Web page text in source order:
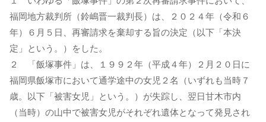
福岡地方裁判所（鈴嶋晋一裁判長）は、２０２４年（令和６
年）６月５日、再審請求を棄却する旨の決定（以下「本決
定」という。）をした。
２ 「飯塚事件」は、１９９２年（平成４年）２月２０日に
福岡県飯塚市において通学途中の女児２名（いずれも当時７
歳。以下「被害女児」という。）が失踪し、翌日甘木市内
（当時）の山中で被害女児がそれぞれ遺体となって発見され